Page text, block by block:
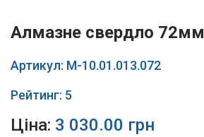
Алмазне свердло 72мм
Артикул: М-10.01.013.072
Рейтинг: 5
Ціна: 3 030.00 грн